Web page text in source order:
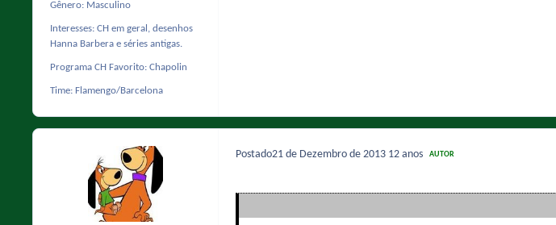
Gênero: Masculino
Interesses: CH em geral, desenhos
Hanna Barbera e séries antigas.
Programa CH Favorito: Chapolin
Time: Flamengo/Barcelona
Postado21 de Dezembro de 2013 12 anos AUTOR